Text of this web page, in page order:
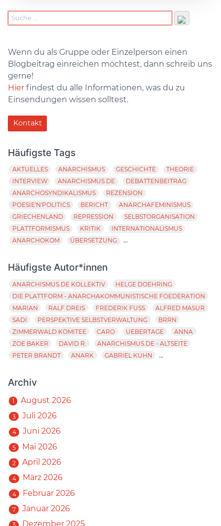
Wenn du als Gruppe oder Einzelperson einen
Blogbeitrag einreichen möchtest, dann schreib uns
gerne!
Hier findest du alle Informationen, was du zu
Einsendungen wissen solltest.
Kontakt
Häufigste Tags
AKTUELLES ANARCHISMUS GESCHICHTE
THEORIE
INTERVIEW
ANARCHISMUS.DE
DEBATTENBEITRAG
ANARCHOSYNDIKALISMUS
REZENSION
POESIE'N'POLITICS
BERICHT
ANARCHAFEMINISMUS
GRIECHENLAND
REPRESSION
SELBSTORGANISATION
PLATTFORMISMUS
KRITIK
INTERNATIONALISMUS
ANARCHOKOM
ÜBERSETZUNG ...
Häufigste Autor*innen
ANARCHISMUS.DE KOLLEKTIV
HELGE DOEHRING
DIE PLATTFORM - ANARCHAKOMMUNISTISCHE FOEDERATION
MARIAN
RALF DREIS FREDERIK FUSS
ALFRED MASUR
SADI
PERSPEKTIVE SELBSTVERWALTUNG
BRRN
ZIMMERWALD KOMITEE
CARO UEBERTAGE
ANNA
ZOE BAKER
DAVID R.
ANARCHISMUS.DE - ALTSEITE
PETER BRANDT
ANARK GABRIEL KUHN ...
Archiv
1 August 2026
3 Juli 2026
4 Juni 2026
5 Mai 2026
2 April 2026
4 März 2026
4 Februar 2026
7 Januar 2026
Dezember 2025